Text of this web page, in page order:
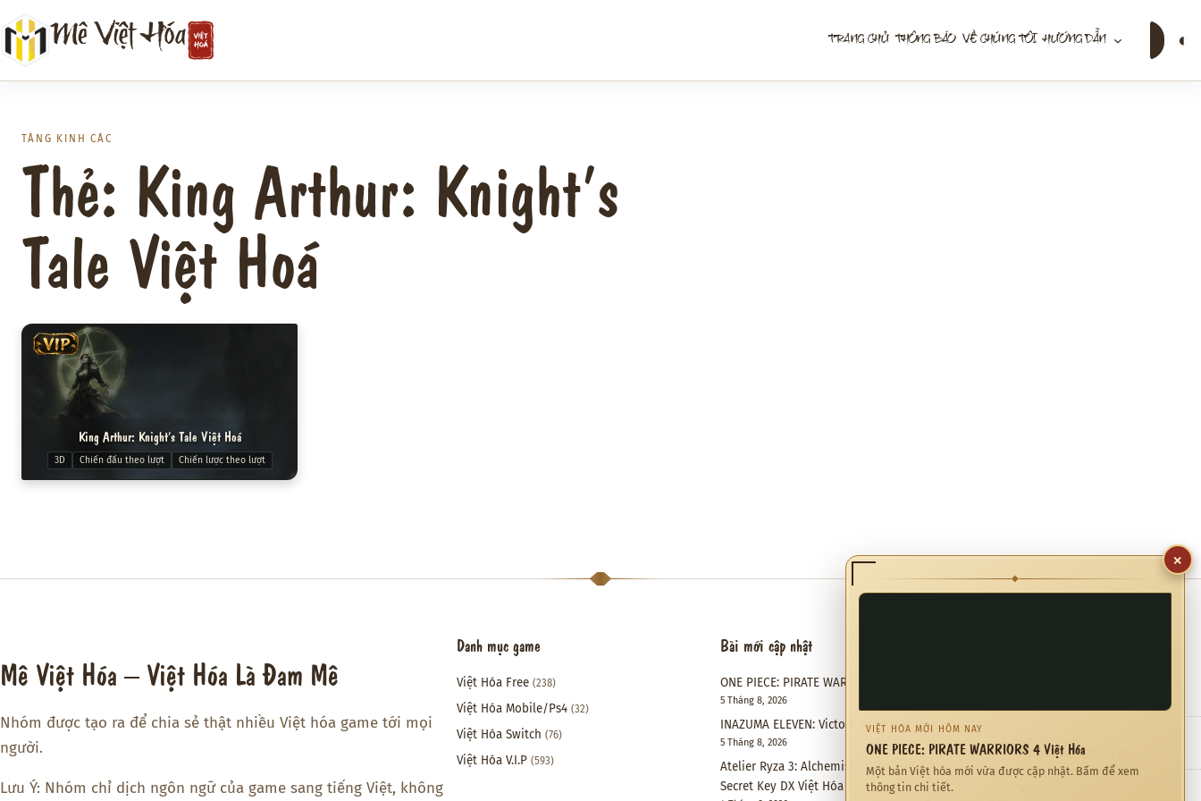
đến
phần
nội
Mê Việt Hóa TRANG CHỦ THÔNG BÁO VỀ CHÚNG TÔI HƯỚNG DẪN
kiếm
◐
TÀNG KINH CÁC
Thẻ: King Arthur: Knight’s
Tale Việt Hoá
VIP
King Arthur: Knight’s Tale Việt Hoá
3D Chiến đấu theo lượt Chiến lược theo lượt
Mê Việt Hóa – Việt Hóa Là Đam Mê
Nhóm được tạo ra để chia sẻ thật nhiều Việt hóa game tới mọi
người.
Lưu Ý: Nhóm chỉ dịch ngôn ngữ của game sang tiếng Việt, không
Danh mục game
Việt Hóa Free (238)
Việt Hóa Mobile/Ps4 (32)
Việt Hóa Switch (76)
Việt Hóa V.I.P (593)
Bài mới cập nhật
ONE PIECE: PIRATE WARRIORS 4 Việt Hóa
5 Tháng 8, 2026
INAZUMA ELEVEN: Victory Road Việt Hóa
5 Tháng 8, 2026
Atelier Ryza 3: Alchemist of the End & the
Secret Key DX Việt Hóa
❖ meviethoa@gmail.com
×
◆
VIỆT HÓA MỚI HÔM NAY
ONE PIECE: PIRATE WARRIORS 4 Việt Hóa
Một bản Việt hóa mới vừa được cập nhật. Bấm để xem
thông tin chi tiết.